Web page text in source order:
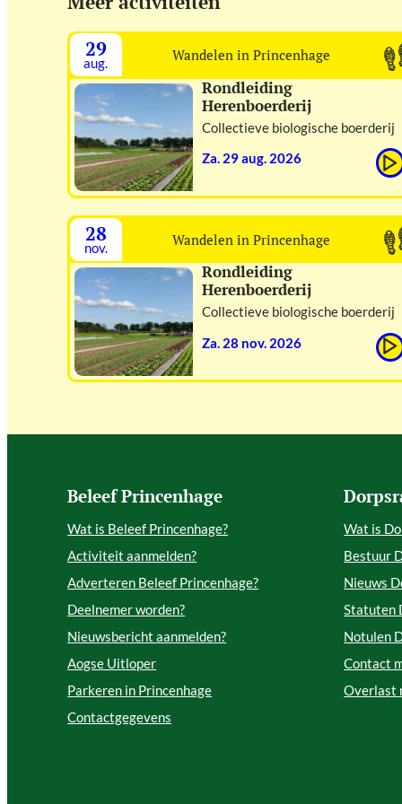
29
aug. Wandelen in Princenhage
Rondleiding
Herenboerderij
Collectieve biologische boerderij
za. 29 aug. 2026
28
nov. Wandelen in Princenhage
Rondleiding
Herenboerderij
Collectieve biologische boerderij
za. 28 nov. 2026
Beleef Princenhage
Wat is Beleef Princenhage?
Activiteit aanmelden?
Adverteren Beleef Princenhage?
Deelnemer worden?
Nieuwsbericht aanmelden?
Aogse Uitloper
Parkeren in Princenhage
Contactgegevens
Wat is
Bestuur
Nieuws
Statuten
Notulen
Contact
Overlast